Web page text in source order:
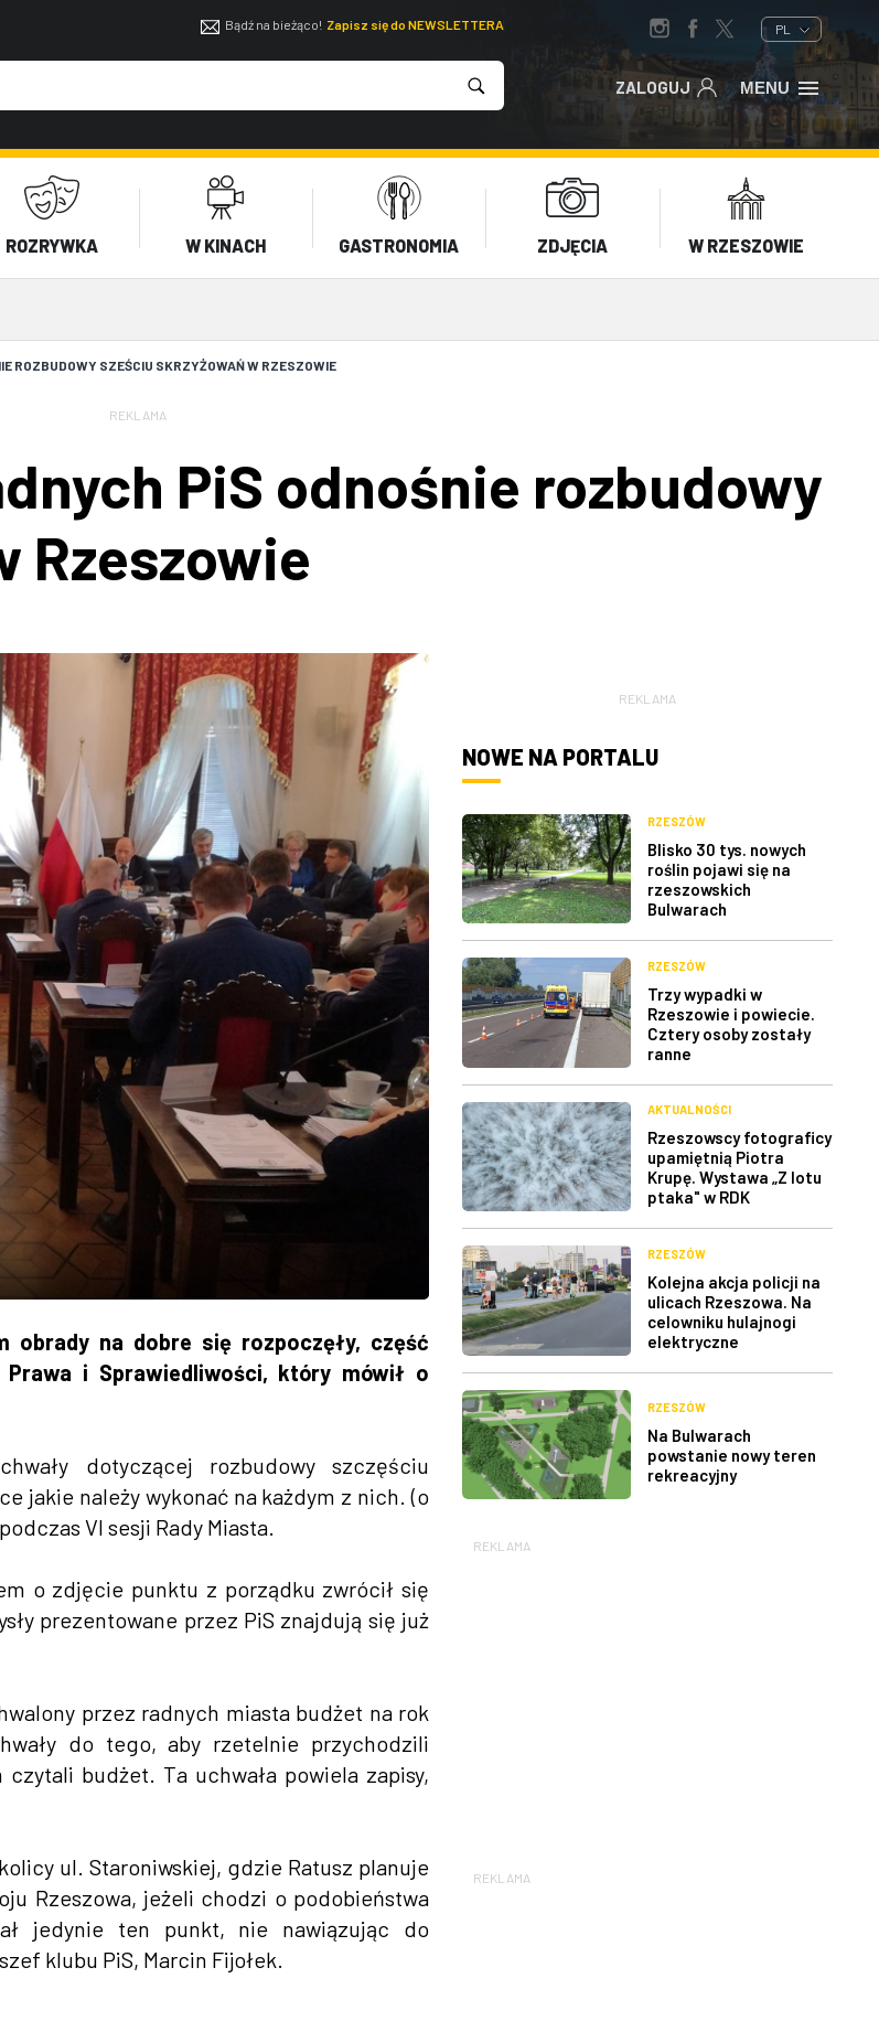
Bądź na bieżąco! Zapisz się do NEWSLETTERA PL
ZALOGUJ MENU
ROZRYWKA W KINACH GASTRONOMIA ZDJĘCIA W RZESZOWIE
ROZBUDOWY SZEŚCIU SKRZYŻOWAŃ W RZESZOWIE
REKLAMA
PiS odnośnie rozbudowy
Rzeszowie
obrady na dobre się rozpoczęły, część
i Sprawiedliwości, który mówił o
dotyczącej rozbudowy szczęściu
jakie należy wykonać na każdym z nich. (o
VI sesji Rady Miasta.
o zdjęcie punktu z porządku zwrócił się
prezentowane przez PiS znajdują się już
przez radnych miasta budżet na rok
do tego, aby rzetelnie przychodzili
budżet. Ta uchwała powiela zapisy,
ul. Staroniwskiej, gdzie Ratusz planuje
Rzeszowa, jeżeli chodzi o podobieństwa
jedynie ten punkt, nie nawiązując do
klubu PiS, Marcin Fijołek.
REKLAMA
NOWE NA PORTALU
RZESZÓW
Blisko 30 tys. nowych
roślin pojawi się na
rzeszowskich
Bulwarach
RZESZÓW
Trzy wypadki w
Rzeszowie i powiecie.
Cztery osoby zostały
ranne
AKTUALNOŚCI
Rzeszowscy fotograficy
upamiętnią Piotra
Krupę. Wystawa „Z lotu
ptaka" w RDK
RZESZÓW
Kolejna akcja policji na
ulicach Rzeszowa. Na
celowniku hulajnogi
elektryczne
RZESZÓW
Na Bulwarach
powstanie nowy teren
rekreacyjny
REKLAMA
REKLAMA